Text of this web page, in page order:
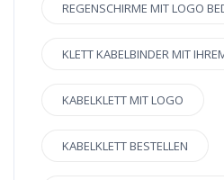
REGENSCHIRME MIT LOGO
KLETT KABELBINDER MIT
KABELKLETT MIT LOGO
KABELKLETT BESTELLEN